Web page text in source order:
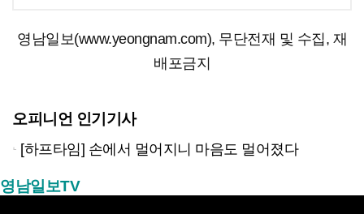
영남일보(www.yeongnam.com), 무단전재 및 수집, 재
배포금지
오피니언 인기기사
[하프타임] 손에서 멀어지니 마음도 멀어졌다
영남일보TV